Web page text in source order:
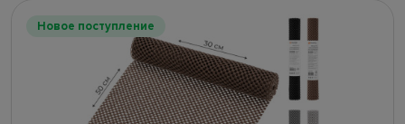
Новое поступление